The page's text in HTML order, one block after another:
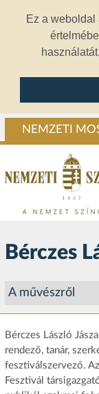
Ez a weboldal
NEMZETI
Bérczes
Bérczes László
rendező, tanár,
fesztiválszervező.
Fesztivál